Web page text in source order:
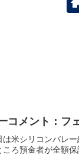
コメント：フ
は米シリコンバレ
ころ預金者が全額